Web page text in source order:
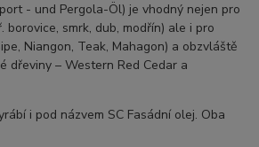
- und Pergola-Öl) je vhodný nejen pro
borovice, smrk, dub, modřín) ale i pro
Niangon, Teak, Mahagon) a obzvláště
dřeviny – Western Red Cedar a
i pod názvem SC Fasádní olej. Oba